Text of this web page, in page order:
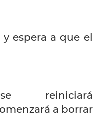
espera a que el
reiniciará
a borrar